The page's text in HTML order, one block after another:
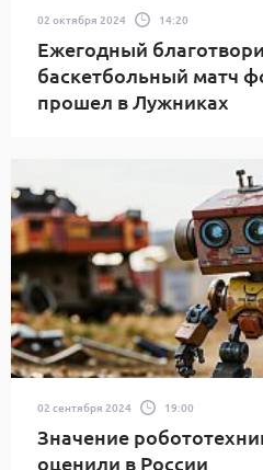
02 октября 2024 14:20
Ежегодный
баскетбольный матч
прошел в Лужниках
02 сентября 2024 19:00
Значение
оценили в России